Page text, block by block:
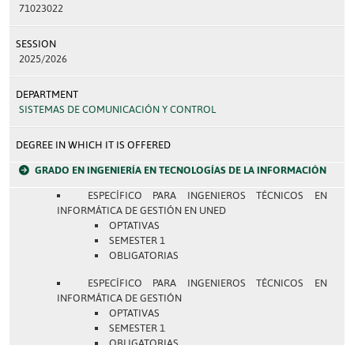
71023022
SESSION
2025/2026
DEPARTMENT
SISTEMAS DE COMUNICACIÓN Y CONTROL
DEGREE IN WHICH IT IS OFFERED
GRADO EN INGENIERÍA EN TECNOLOGÍAS DE LA INFORMACIÓN
ESPECÍFICO PARA INGENIEROS TÉCNICOS EN
INFORMÁTICA DE GESTIÓN EN UNED
OPTATIVAS
SEMESTER 1
OBLIGATORIAS
ESPECÍFICO PARA INGENIEROS TÉCNICOS EN
INFORMÁTICA DE GESTIÓN
OPTATIVAS
SEMESTER 1